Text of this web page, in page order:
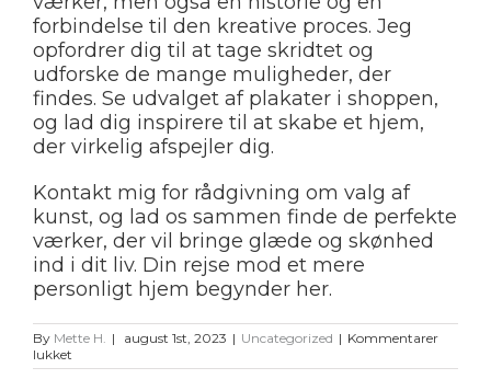
forbindelse til den kreative proces. Jeg
opfordrer dig til at tage skridtet og
udforske de mange muligheder, der
findes. Se udvalget af plakater i shoppen,
og lad dig inspirere til at skabe et hjem,
der virkelig afspejler dig.
Kontakt mig for rådgivning om valg af
kunst, og lad os sammen finde de perfekte
værker, der vil bringe glæde og skønhed
ind i dit liv. Din rejse mod et mere
personligt hjem begynder her.
By Mette H. | august 1st, 2023 | Uncategorized | Kommentarer
lukket
refshaleøen